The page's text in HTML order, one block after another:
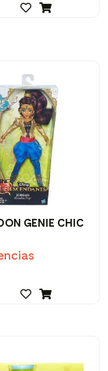
GENIE CHIC